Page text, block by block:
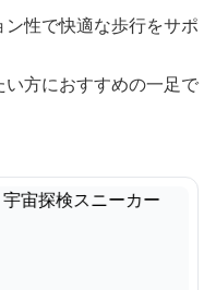
性で快適な歩行をサポ
方におすすめの一足で